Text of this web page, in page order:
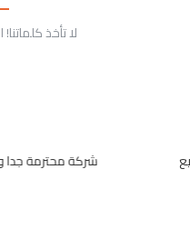
لا تأخذ
شركة محترمة جدا وفيها